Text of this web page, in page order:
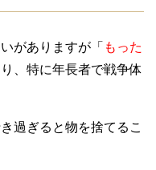
がありますが「 もった
、特に年長者で戦争体
過ぎると物を捨てるこ